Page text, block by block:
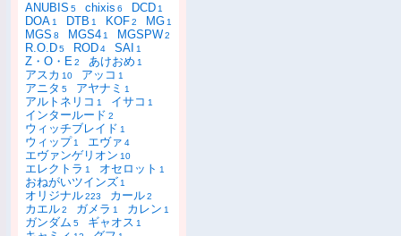
ANUBIS 5 chixis 6 DCD 1
DOA 1 DTB 1 KOF2 MG 1
MGS 8 MGS4 1 MGSPW2
R.O.D5 ROD4 SAI 1
Z・O・E2 あけおめ 1
アスカ 10 アッコ 1
アニタ 5 アヤナミ 1
アルトネリコ 1 イサコ 1
インタールード 2
ウィッチブレイド 1
ウィップ 1 エヴァ 4
エヴァンゲリオン 10
エレクトラ 1 オセロット 1
おねがいツインズ 1
オリジナル223 カール2
カエル2 ガメラ 1 カレン 1
ガンダム 5 ギャオス 1